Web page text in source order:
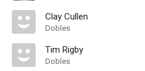
Clay Cullen
Dobles
Tim Rigby
Dobles